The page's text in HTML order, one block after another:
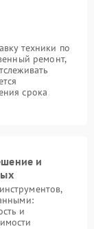
техники по
ремонт,
срока
и
и